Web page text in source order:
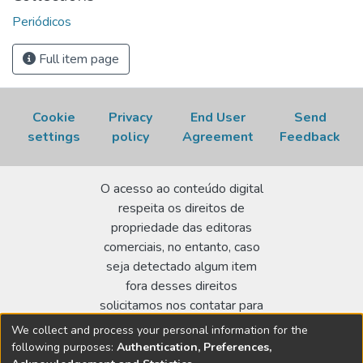
Periódicos
Full item page
Cookie
settings
Privacy
policy
End User
Agreement
Send
Feedback
O acesso ao conteúdo digital
respeita os direitos de
propriedade das editoras
comerciais, no entanto, caso
seja detectado algum item
fora desses direitos
solicitamos nos contatar para
realizar a regularização.
Biblioteca Terezine Arantes Ferraz
We collect and process your personal information for the
following purposes: Authentication, Preferences,